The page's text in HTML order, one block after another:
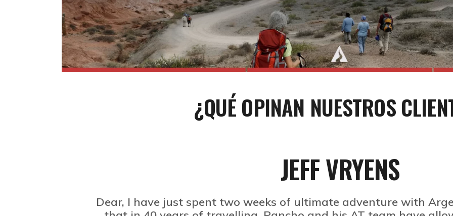
4X4 - MONTAÑISMO - TREKKING
¿QUÉ OPINAN NUESTROS
JEFF VRYENS
Dear, I have just spent two weeks of ultimate adventure with